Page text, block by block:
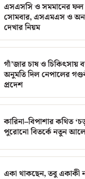
এসএসসি ও সমমানের ফল
সোমবার, এসএমএস ও
দেখার নিয়ম
গাঁ’জার চাষ ও চিকিৎসায়
অনুমতি দিল নেপালের
প্রদেশ
কারিনা–বিপাশার কথিত
পুরোনো বিতর্কে নতুন
একা থাকছেন, তবু একাকী